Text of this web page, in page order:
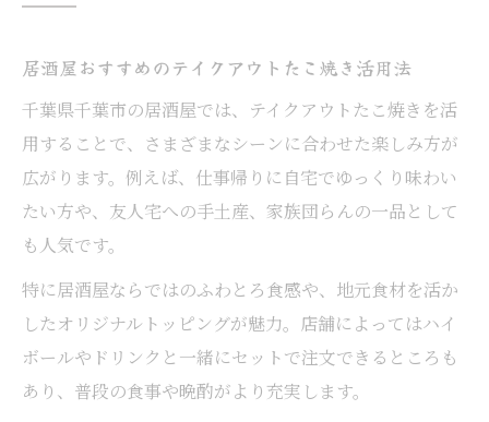
居酒屋おすすめのテイクアウトたこ焼き活用法
千葉県千葉市の居酒屋では、テイクアウトたこ焼きを活
用することで、さまざまなシーンに合わせた楽しみ方が
広がります。例えば、仕事帰りに自宅でゆっくり味わい
たい方や、友人宅への手土産、家族団らんの一品として
も人気です。
特に居酒屋ならではのふわとろ食感や、地元食材を活か
したオリジナルトッピングが魅力。店舗によってはハイ
ボールやドリンクと一緒にセットで注文できるところも
あり、普段の食事や晩酌がより充実します。